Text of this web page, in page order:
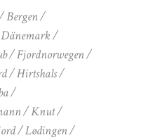
Bergen
Dänemark
Fjordnorwegen
Hirtshals
Knut
Lødingen